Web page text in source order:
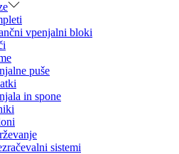
vpenjalni bloki
puše
in spone
sistemi